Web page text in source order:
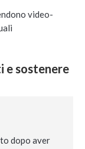
video-
e sostenere
dopo aver